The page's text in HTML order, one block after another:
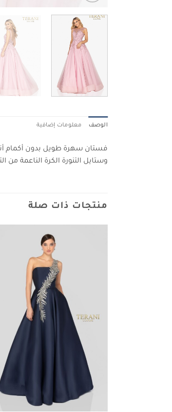
الوصف معلومات إضافية
فستان سهرة طويل بدون أكمام
وستايل التنورة الكرة الناعمة من
منتجات ذات صلة